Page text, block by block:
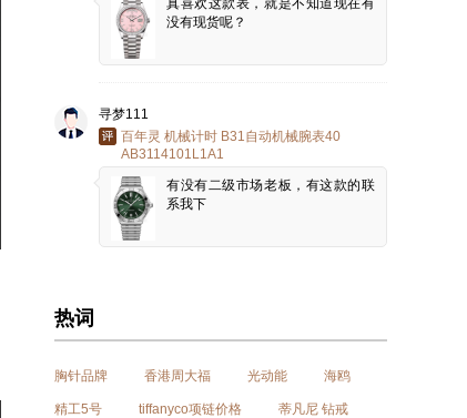
真喜欢这款表，就是不知道现在有
没有现货呢？
寻梦111
百年灵 机械计时 B31自动机械腕表40
AB3114101L1A1
有没有二级市场老板，有这款的联
系我下
热词
胸针品牌 香港周大福 光动能 海鸥
精工5号 tiffanyco项链价格 蒂凡尼 钻戒